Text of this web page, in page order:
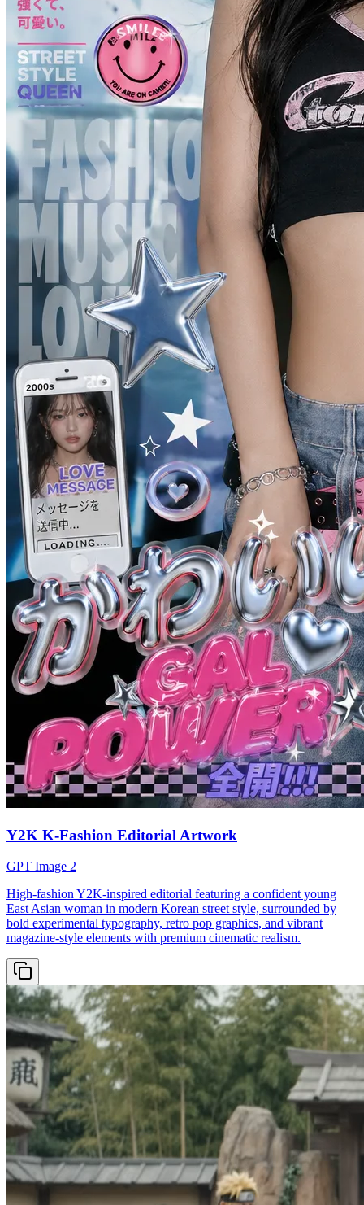
Y2K K-Fashion Editorial Artwork
GPT Image 2
High-fashion Y2K-inspired editorial featuring a confident young
East Asian woman in modern Korean street style, surrounded by
bold experimental typography, retro pop graphics, and vibrant
magazine-style elements with premium cinematic realism.